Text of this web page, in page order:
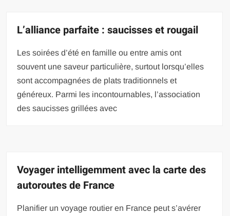
L’alliance parfaite : saucisses et rougail
Les soirées d’été en famille ou entre amis ont
souvent une saveur particulière, surtout lorsqu’elles
sont accompagnées de plats traditionnels et
généreux. Parmi les incontournables, l’association
des saucisses grillées avec
Voyager intelligemment avec la carte des
autoroutes de France
Planifier un voyage routier en France peut s’avérer